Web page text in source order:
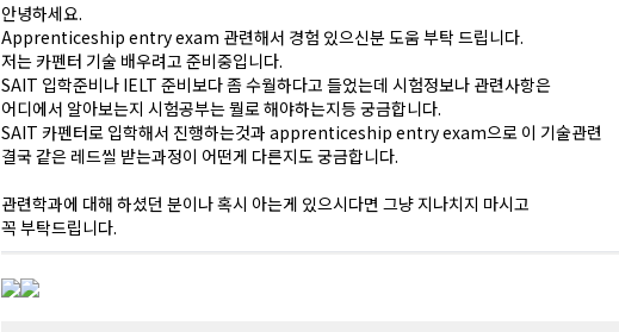
안녕하세요.
Apprenticeship entry exam 관련해서 경험 있으신분 도움 부탁 드립니다.
저는 카펜터 기술 배우려고 준비중입니다.
SAIT 입학준비나 IELT 준비보다 좀 수월하다고 들었는데 시험정보나 관련사항은
어디에서 알아보는지 시험공부는 뭘로 해야하는지등 궁금합니다.
SAIT 카펜터로 입학해서 진행하는것과 apprenticeship entry exam으로 이 기술관련
결국 같은 레드씰 받는과정이 어떤게 다른지도 궁금합니다.
관련학과에 대해 하셨던 분이나 혹시 아는게 있으시다면 그냥 지나치지 마시고
꼭 부탁드립니다.